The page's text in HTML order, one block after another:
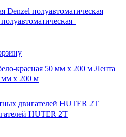
Лента
мм х 200 м
HUTER 2T